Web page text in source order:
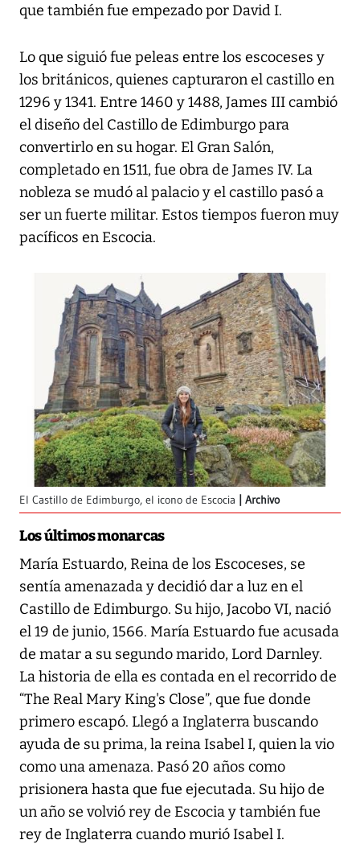
que también fue empezado por David I.
Lo que siguió fue peleas entre los escoceses y
los británicos, quienes capturaron el castillo en
1296 y 1341. Entre 1460 y 1488, James III cambió
el diseño del Castillo de Edimburgo para
convertirlo en su hogar. El Gran Salón,
completado en 1511, fue obra de James IV. La
nobleza se mudó al palacio y el castillo pasó a
ser un fuerte militar. Estos tiempos fueron muy
pacíficos en Escocia.
El Castillo de Edimburgo, el icono de Escocia Archivo
Los últimos monarcas
María Estuardo, Reina de los Escoceses, se
sentía amenazada y decidió dar a luz en el
Castillo de Edimburgo. Su hijo, Jacobo VI, nació
el 19 de junio, 1566. María Estuardo fue acusada
de matar a su segundo marido, Lord Darnley.
La historia de ella es contada en el recorrido de
“The Real Mary King's Close”, que fue donde
primero escapó. Llegó a Inglaterra buscando
ayuda de su prima, la reina Isabel I, quien la vio
como una amenaza. Pasó 20 años como
prisionera hasta que fue ejecutada. Su hijo de
un año se volvió rey de Escocia y también fue
rey de Inglaterra cuando murió Isabel I.